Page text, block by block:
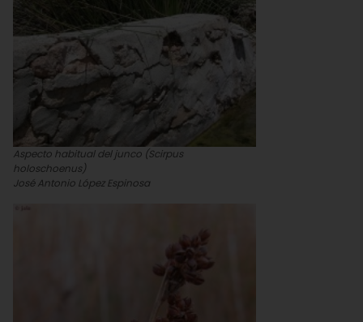
Aspecto habitual del junco (Scirpus
holoschoenus)
José Antonio López Espinosa